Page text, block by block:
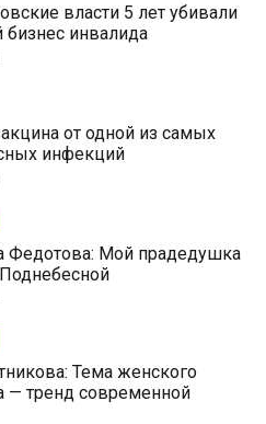
власти 5 лет убивали
инвалида
от одной из самых
инфекций
Федотова: Мой прадедушка
Тема женского
— тренд современной